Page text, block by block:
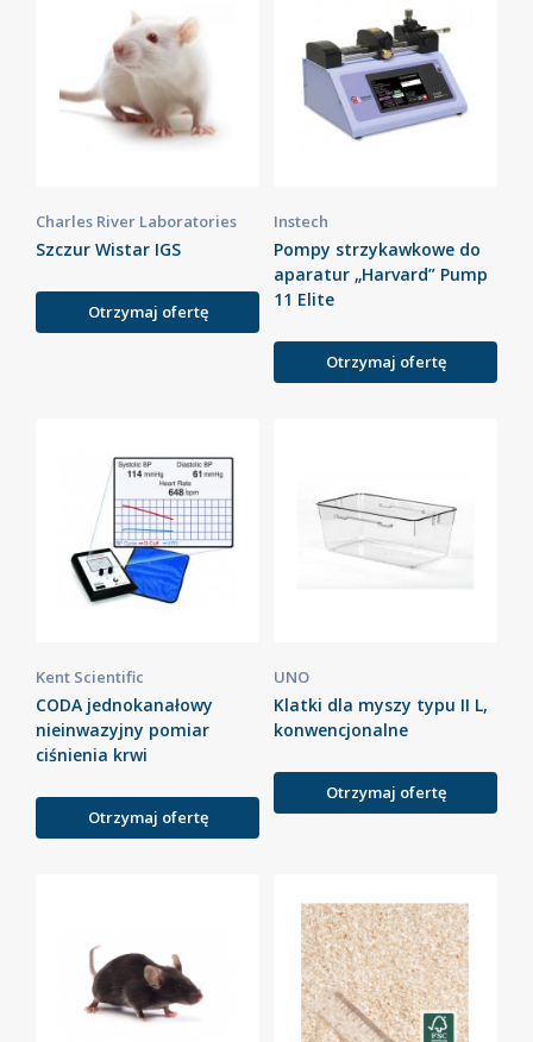
Charles River Laboratories
Szczur Wistar IGS
Otrzymaj ofertę
Instech
Pompy strzykawkowe do
aparatur „Harvard” Pump
11 Elite
Otrzymaj ofertę
Kent Scientific
CODA jednokanałowy
nieinwazyjny pomiar
ciśnienia krwi
Otrzymaj ofertę
UNO
Klatki dla myszy typu II L,
konwencjonalne
Otrzymaj ofertę